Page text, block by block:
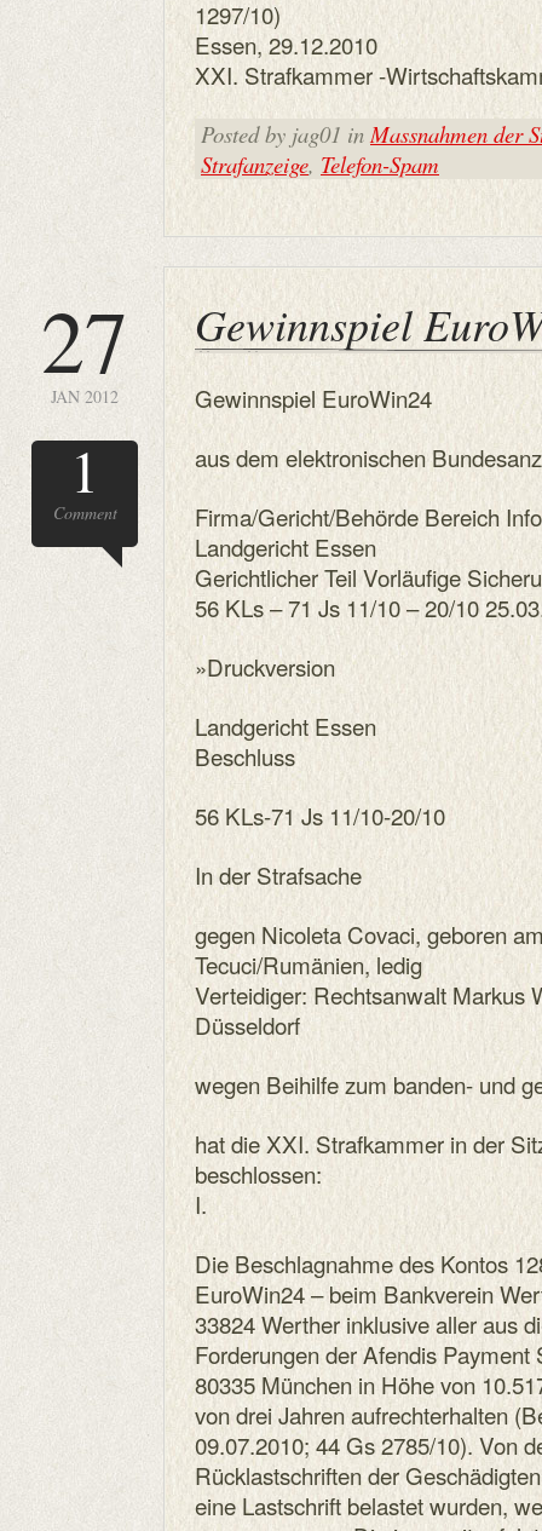
1297/10)
Essen, 29.12.2010
XXI. Strafkammer -
Posted by jag01 inMassnahmen der
Strafanzeige, Telefon-Spam
27
JAN 2012
1
Comment
Gewinnspiel
Gewinnspiel EuroWin24
aus dem elektronischen
Firma/Gericht/Behörde Bereich
Landgericht Essen
Gerichtlicher Teil Vorläufige
56 KLs – 71 Js 11/10 – 20/10
»Druckversion
Landgericht Essen
Beschluss
56 KLs-71 Js 11/10-20/10
In der Strafsache
gegen Nicoleta Covaci, geboren
Tecuci/Rumänien, ledig
Verteidiger: Rechtsanwalt Markus
Düsseldorf
wegen Beihilfe zum banden- und
hat die XXI. Strafkammer in der
beschlossen:
I.
Die Beschlagnahme des Kontos
EuroWin24 – beim Bankverein
33824 Werther inklusive aller aus
Forderungen der Afendis
80335 München in Höhe von
von drei Jahren aufrechterhalten
09.07.2010; 44 Gs 2785/10). Von
Rücklastschriften der
eine Lastschrift belastet wurden,